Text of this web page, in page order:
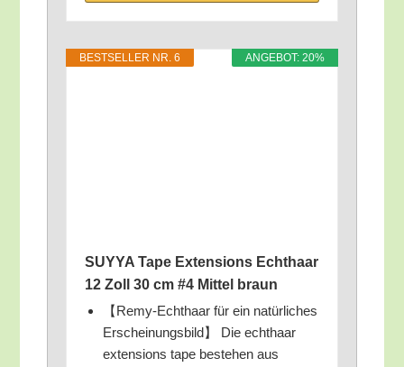
ANGE­BOT: 20%
BEST­SEL­LER NR. 6
SUYYA Tape Exten­si­ons Echt­haar
12 Zoll 30 cm #4 Mit­tel braun
【Remy-Echt­haar für ein natür­li­ches
Erschei­nungs­bild】 Die echt­haar
exten­si­ons tape bestehen aus